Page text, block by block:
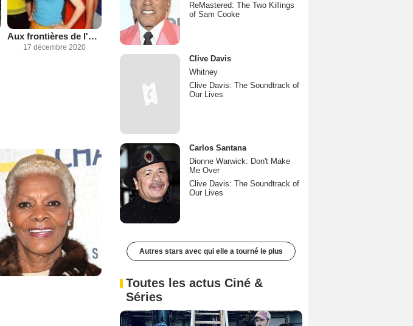
Aux frontières de l'étrange
17 décembre 2020
ReMastered: The Two Killings
of Sam Cooke
Clive Davis
Whitney
Clive Davis: The Soundtrack of
Our Lives
Carlos Santana
Dionne Warwick: Don't Make
Me Over
Clive Davis: The Soundtrack of
Our Lives
Autres stars avec qui elle a tourné le plus
Toutes les actus Ciné &
Séries